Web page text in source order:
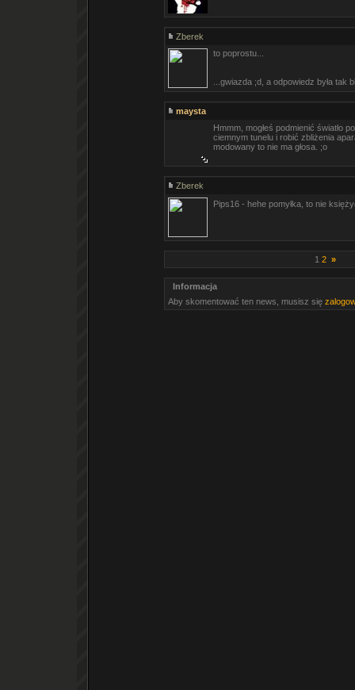
Zberek
to poprostu...
...gwiazda ;d, a odpowiedz była tak
maysta
Hmmm, mogłeś podmienić światło
ciemnym tunelu i robić zbliżenia
modowany to nie ma głosa. ;o
Zberek
Pips16 - hehe pomyłka, to nie
1 2 »
Informacja
Aby skomentować ten news, musisz się